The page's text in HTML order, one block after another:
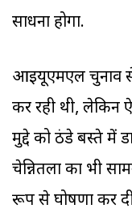
साधना होगा.
आइयूएमएल चुनाव
कर रही थी, लेकिन
मुद्दे को ठंडे बस्ते में
चेन्नितला का भी
रूप से घोषणा कर